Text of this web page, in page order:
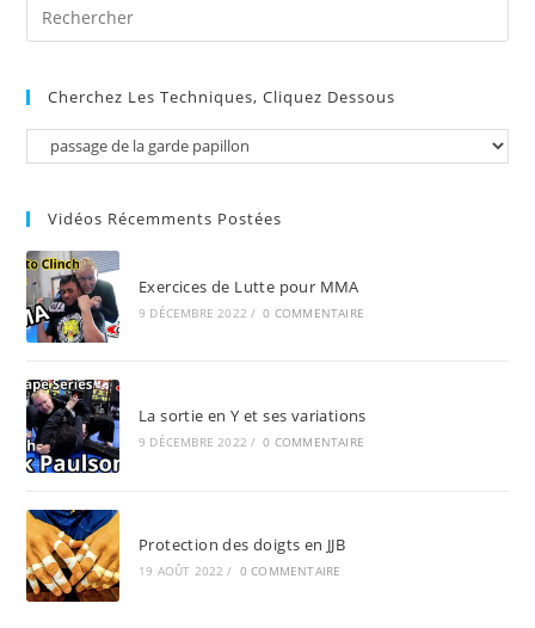
the
Cherchez Les Techniques, Cliquez Dessous
Vidéos Récemments Postées
Exercices de Lutte pour MMA
9 DÉCEMBRE 2022 / 0 COMMENTAIRE
La sortie en Y et ses variations
9 DÉCEMBRE 2022 / 0 COMMENTAIRE
Protection des doigts en JJB
19 AOÛT 2022 / 0 COMMENTAIRE